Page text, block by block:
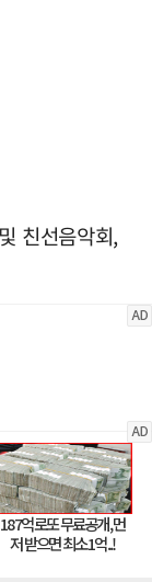
친선음악회,